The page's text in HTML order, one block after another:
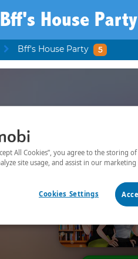
Bff's House Party
Bff's House Party 5